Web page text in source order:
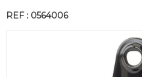
REF : 0564006